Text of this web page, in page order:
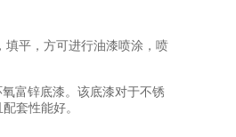
平，方可进行油漆喷涂，喷
富锌底漆。该底漆对于不锈
套性能好。